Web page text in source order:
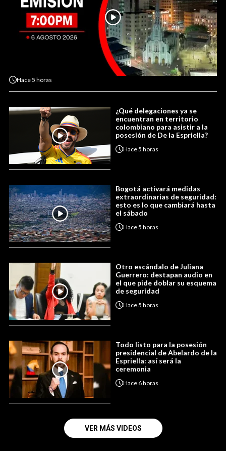
Hace5 horas
¿Qué delegaciones ya se
encuentran en territorio
colombiano para asistir a la
posesión de De la Espriella?
Hace5 horas
Bogotá activará medidas
extraordinarias de seguridad:
esto es lo que cambiará hasta
el sábado
Hace5 horas
Otro escándalo de Juliana
Guerrero: destapan audio en
el que pide doblar su esquema
de seguridad
Hace5 horas
Todo listo para la posesión
presidencial de Abelardo de la
Espriella: así será la
ceremonia
Hace 6 horas
VER MÁS VIDEOS